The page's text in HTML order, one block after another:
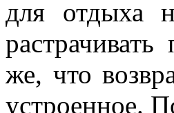
для отдыха
же, что
устроенное.